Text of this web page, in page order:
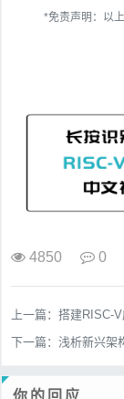
*免责声明：以
4850 0
上一篇： 搭建RISC-
下一篇： 浅析新兴架
你的回应